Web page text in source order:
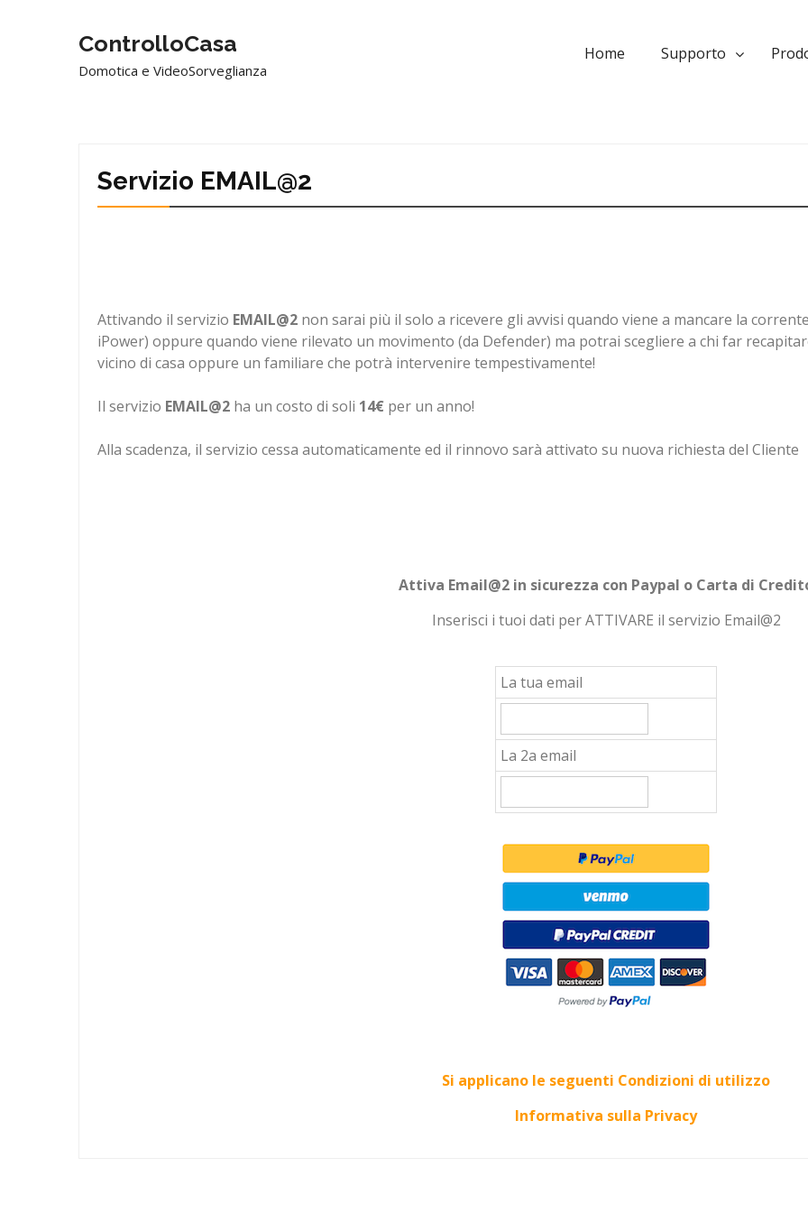
ControlloCasa
Domotica e VideoSorveglianza
Home Supporto
Servizio EMAIL@2
Attivando il servizio EMAIL@2 non sarai più il solo a ricevere gli avvisi quando viene a mancare la
iPower) oppure quando viene rilevato un movimento (da Defender) ma potrai scegliere a chi far
vicino di casa oppure un familiare che potrà intervenire tempestivamente!
Il servizio EMAIL@2 ha un costo di soli 14€ per un anno!
Alla scadenza, il servizio cessa automaticamente ed il rinnovo sarà attivato su nuova richiesta del Cliente
Attiva Email@2 in sicurezza con Paypal o Carta di
Inserisci i tuoi dati per ATTIVARE il servizio Email@2
La tua email
La 2a email
Si applicano le seguenti Condizioni di utilizzo
Informativa sulla Privacy